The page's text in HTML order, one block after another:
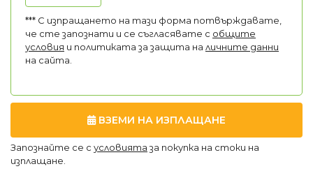
*** С изпращането на тази форма потвърждавате,
че сте запознати и се съгласявате с общите
условия и политиката за защита на личните данни
на сайта.
ВЗЕМИ НА ИЗПЛАЩАНЕ
Запознайте се с условията за покупка на стоки на
изплащане.